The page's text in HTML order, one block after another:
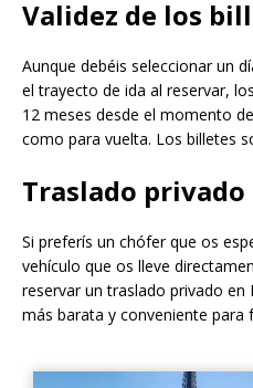
Validez de los
Aunque debéis seleccionar un
el trayecto de ida al reservar,
12 meses desde el momento
como para vuelta. Los billetes
Traslado privado
Si preferís un chófer que os
vehículo que os lleve
reservar un traslado privado en
más barata y conveniente para